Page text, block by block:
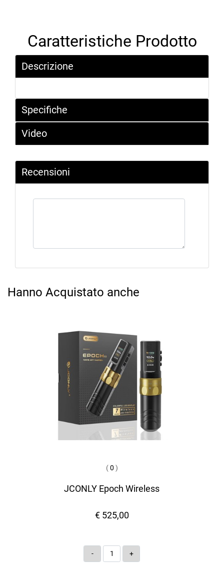
Caratteristiche Prodotto
Descrizione
Specifiche
Video
Recensioni
Hanno Acquistato anche
(0 )
JCONLY Epoch Wireless
€ 525,00
Quantità